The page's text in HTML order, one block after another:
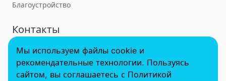
Благоустройство
Контакты
towerbuildforum@yandex.ru
Мы используем файлы cookie и
рекомендательные технологии. Пользуясь
сайтом, вы соглашаетесь с Политикой